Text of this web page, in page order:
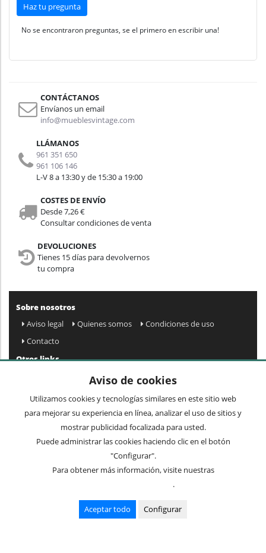
Haz tu pregunta
No se encontraron preguntas, se el primero en escribir una!
CONTÁCTANOS
Envíanos un email
info@mueblesvintage.com
LLÁMANOS
961 351 650
961 106 146
L-V 8 a 13:30 y de 15:30 a 19:00
COSTES DE ENVÍO
Desde 7,26 €
Consultar condiciones de venta
DEVOLUCIONES
Tienes 15 días para devolvernos
tu compra
Sobre nosotros
Aviso legal
Quienes somos
Condiciones de uso
Contacto
Otros links
Preguntas frecuentes
Newsletter
Aceptoprivacidad
Cuadros y espejos Mueble auxiliar Mesas
Lámparas
Aviso de cookies
Utilizamos cookies y tecnologías similares en este sitio web
para mejorar su experiencia en línea, analizar el uso de sitios y
mostrar publicidad focalizada para usted.
Puede administrar las cookies haciendo clic en el botón
"Configurar".
Para obtener más información, visite nuestras
.
Aceptar todo Configurar